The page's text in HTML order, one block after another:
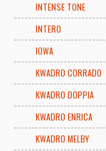
INTENSE TONE
INTERO
IOWA
KWADRO CORRADO
KWADRO DOPPIA
KWADRO ENRICA
KWADRO MELBY